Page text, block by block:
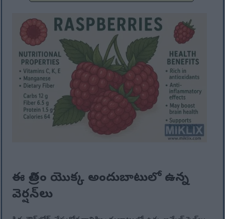
ఈ చిత్రం యొక్క అందుబాటులో ఉన్న
వెర్షన్‌లు